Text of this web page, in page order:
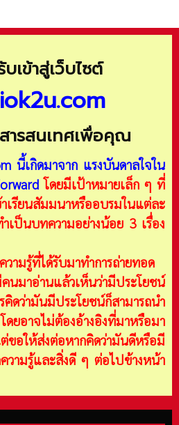
เข้าสู่เว็บไซต์
ารสนเทศเพื่อคุณ
นี้เกิดมาจาก แรงบันดาลใจใน
โดยมีเป้าหมายเล็ก ๆ ที่
เรียนสัมมนาหรืออบรมในแต่ละ
เป็นบทความอย่างน้อย 3 เรื่อง
ามรู้ที่ได้รับมาทำการถ่ายทอด
มาอ่านแล้วเห็นว่ามีประโยชน์
ดว่ามันมีประโยชน์ก็สามารถนำ
ยอาจไม่ต้องอ้างอิงที่มาหรือมา
ส่งต่อหากคิดว่ามันดีหรือมี
วามรู้และสิ่งดี ๆ ต่อไปข้างหน้า